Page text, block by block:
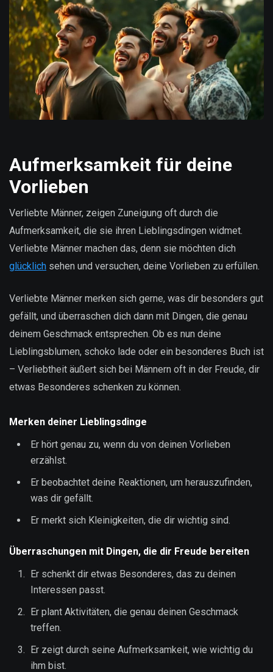
Aufmerksamkeit für deine
Vorlieben
Verliebte Männer, zeigen Zuneigung oft durch die
Aufmerksamkeit, die sie ihren Lieblingsdingen widmet.
Verliebte Männer machen das, denn sie möchten dich
glücklich sehen und versuchen, deine Vorlieben zu erfüllen.
Verliebte Männer merken sich gerne, was dir besonders gut
gefällt, und überraschen dich dann mit Dingen, die genau
deinem Geschmack entsprechen. Ob es nun deine
Lieblingsblumen, schoko lade oder ein besonderes Buch ist
– Verliebtheit äußert sich bei Männern oft in der Freude, dir
etwas Besonderes schenken zu können.
Merken deiner Lieblingsdinge
Er hört genau zu, wenn du von deinen Vorlieben
erzählst.
Er beobachtet deine Reaktionen, um herauszufinden,
was dir gefällt.
Er merkt sich Kleinigkeiten, die dir wichtig sind.
Überraschungen mit Dingen, die dir Freude bereiten
Er schenkt dir etwas Besonderes, das zu deinen
Interessen passt.
Er plant Aktivitäten, die genau deinen Geschmack
treffen.
Er zeigt durch seine Aufmerksamkeit, wie wichtig du
ihm bist.